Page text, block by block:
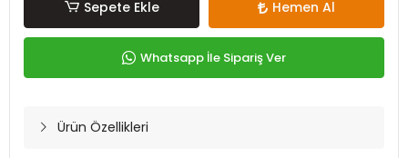
Sepete Ekle Hemen Al
Whatsapp İle Sipariş Ver
Ürün Özellikleri